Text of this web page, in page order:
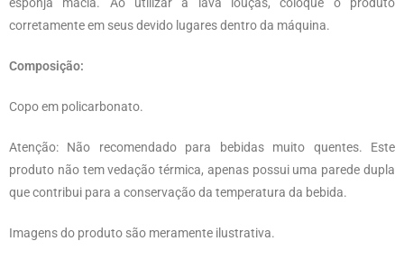
corretamente em seus devido lugares dentro da máquina.
Composição:
Copo em policarbonato.
Atenção: Não recomendado para bebidas muito quentes. Este
produto não tem vedação térmica, apenas possui uma parede dupla
que contribui para a conservação da temperatura da bebida.
Imagens do produto são meramente ilustrativa.